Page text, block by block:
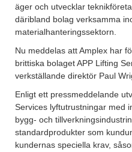
äger och utvecklar
däribland bolag verksamma
materialhanteringssektorn.
Nu meddelas att Amplex har
brittiska bolaget APP Lifting
verkställande direktör Paul
Enligt ett pressmeddelande
Services lyftutrustningar med
bygg- och
standardprodukter som
kundernas speciella krav,